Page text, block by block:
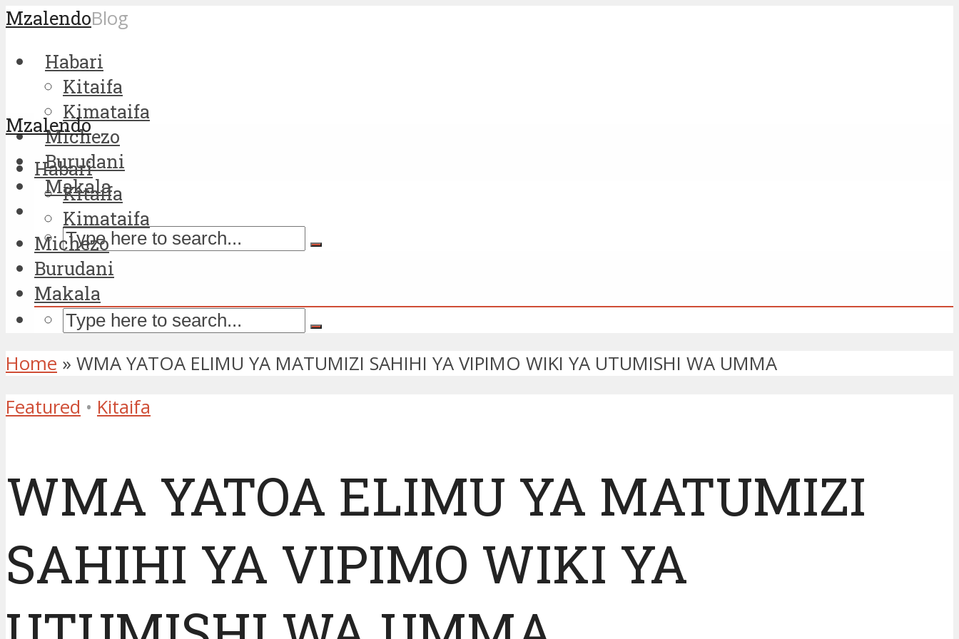
MzalendoBlog
Habari
Kitaifa
Kimataifa
Michezo
Burudani
Makala
Mzalendo
Habari
Kitaifa
Kimataifa
Michezo
Burudani
Makala
Home » WMA YATOA ELIMU YA MATUMIZI SAHIHI YA VIPIMO WIKI YA UTUMISHI WA UMMA
Featured • Kitaifa
WMA YATOA ELIMU YA MATUMIZI
SAHIHI YA VIPIMO WIKI YA